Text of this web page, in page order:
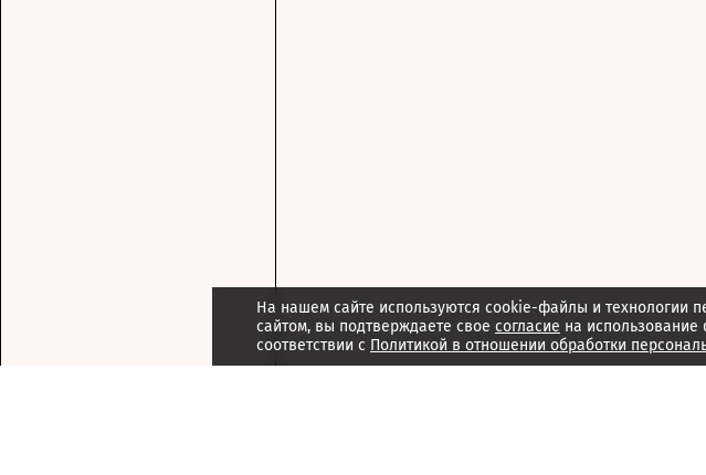
На нашем сайте используются cookie-файлы и технологии
сайтом, вы подтверждаете свое согласие на
соответствии с Политикой в отношении обработки